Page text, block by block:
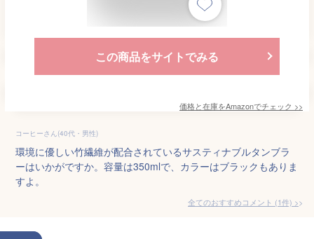
この商品をサイトでみる
価格と在庫をAmazonでチェック >>
コーヒーさん(40代・男性)
環境に優しい竹繊維が配合されているサスティナブルタンブラ
ーはいかがですか。容量は350mlで、カラーはブラックもありま
すよ。
全てのおすすめコメント (1件) >